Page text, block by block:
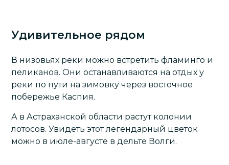
Удивительное рядом
В низовьях реки можно встретить фламинго и
пеликанов. Они останавливаются на отдых у
реки по пути на зимовку через восточное
побережье Каспия.
А в Астраханской области растут колонии
лотосов. Увидеть этот легендарный цветок
можно в июле-августе в дельте Волги.